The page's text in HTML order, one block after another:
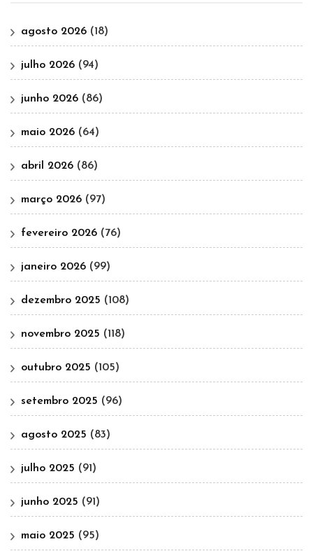
agosto 2026 (18)
julho 2026 (94)
junho 2026 (86)
maio 2026 (64)
abril 2026 (86)
março 2026 (97)
fevereiro 2026 (76)
janeiro 2026 (99)
dezembro 2025 (108)
novembro 2025 (118)
outubro 2025 (105)
setembro 2025 (96)
agosto 2025 (83)
julho 2025 (91)
junho 2025 (91)
maio 2025 (95)